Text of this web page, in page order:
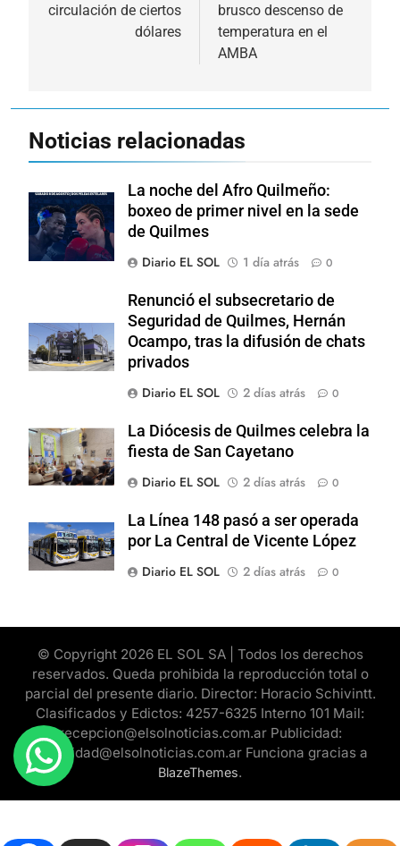
circulación de ciertos
dólares
brusco descenso de
temperatura en el
AMBA
Noticias relacionadas
La noche del Afro Quilmeño:
boxeo de primer nivel en la sede
de Quilmes
Diario EL SOL
1 día atrás 0
Renunció el subsecretario de
Seguridad de Quilmes, Hernán
Ocampo, tras la difusión de chats
privados
Diario EL SOL
2 días atrás 0
La Diócesis de Quilmes celebra la
fiesta de San Cayetano
Diario EL SOL
2 días atrás 0
La Línea 148 pasó a ser operada
por La Central de Vicente López
Diario EL SOL
2 días atrás 0
© Copyright 2026 EL SOL SA | Todos los derechos
reservados. Queda prohibida la reproducción total o
parcial del presente diario. Director: Horacio Schivintt.
Clasificados y Edictos: 4257-6325 Interno 101 Mail:
recepcion@elsolnoticias.com.ar Publicidad:
publicidad@elsolnoticias.com.ar Funciona gracias a
BlazeThemes.